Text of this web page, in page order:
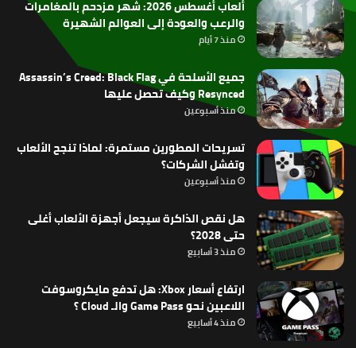
ألعاب أغسطس 2026: شهر مزدحم بالمغامرات
والرعب والعودة إلى العوالم الشهيرة
منذ 7 أيام
جميع الأسلحة في Assassin’s Creed: Black Flag
Resynced وكيف تحصل عليها
منذ أسبوعين
تسريحات المطورين مستمرة: لماذا تنجح الألعاب
وتفشل الشركات؟
منذ أسبوعين
هل نقص الذاكرة سيجعل أجهزة الألعاب أغلى
حتى 2028؟
منذ 3 أسابيع
ارتفاع أسعار Xbox: هل تدفع مايكروسوفت
اللاعبين نحو Game Pass والـ Cloud ؟
منذ 4 أسابيع